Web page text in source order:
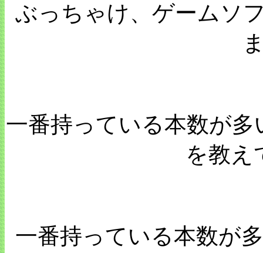
ぶっちゃけ、ゲームソ
一番持っている本数が
を教え
一番持っている本数が